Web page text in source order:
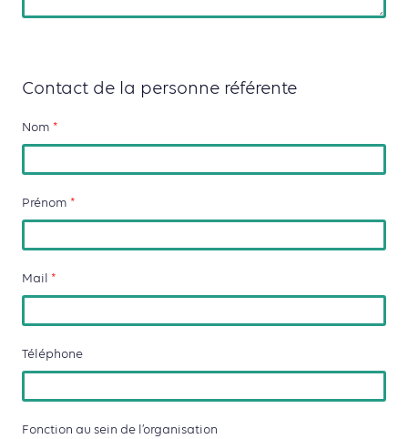
Contact de la personne référente
Nom *
Prénom *
Mail *
Téléphone
Fonction au sein de l’organisation